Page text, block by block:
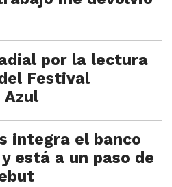
por la lectura
Festival
Azul
integra el banco
está a un paso de